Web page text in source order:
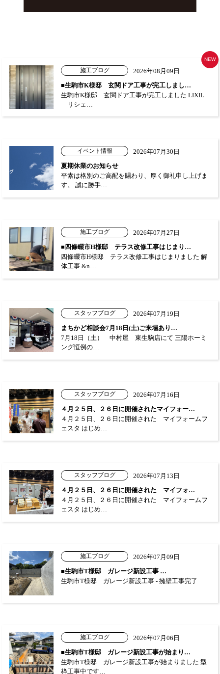
施工ブログ
2026年08月09日
■生駒市K様邸 玄関ドア工事が完工しまし…
生駒市K様邸 玄関ドア工事が完工しました LIXIL
リシェ…
NEW
イベント情報
2026年07月30日
夏期休業のお知らせ
平素は格別のご高配を賜わり、厚く御礼申し上げま
す。 誠に勝手…
施工ブログ
2026年07月27日
■四條畷市H様邸 テラス改修工事はじまり…
四條畷市H様邸 テラス改修工事はじまりました 解
体工事 &n…
スタッフブログ
2026年07月19日
まちかど相談会7月18日(土)ご来場あり…
7月18日（土） 中村屋 東生駒店にて 三陽ホーミ
ング恒例の…
スタッフブログ
2026年07月16日
４月２５日、２６日に開催されたマイフォー…
４月２５日、２６日に開催された マイフォームフ
ェスタ はじめ…
スタッフブログ
2026年07月13日
４月２５日、２６日に開催された マイフォ…
４月２５日、２６日に開催された マイフォームフ
ェスタ はじめ…
施工ブログ
2026年07月09日
■生駒市T様邸 ガレージ新設工事 …
生駒市T様邸 ガレージ新設工事 - 擁壁工事完了
施工ブログ
2026年07月06日
■生駒市T様邸 ガレージ新設工事が始まり…
生駒市T様邸 ガレージ新設工事が始まりました 型
枠工事中です…